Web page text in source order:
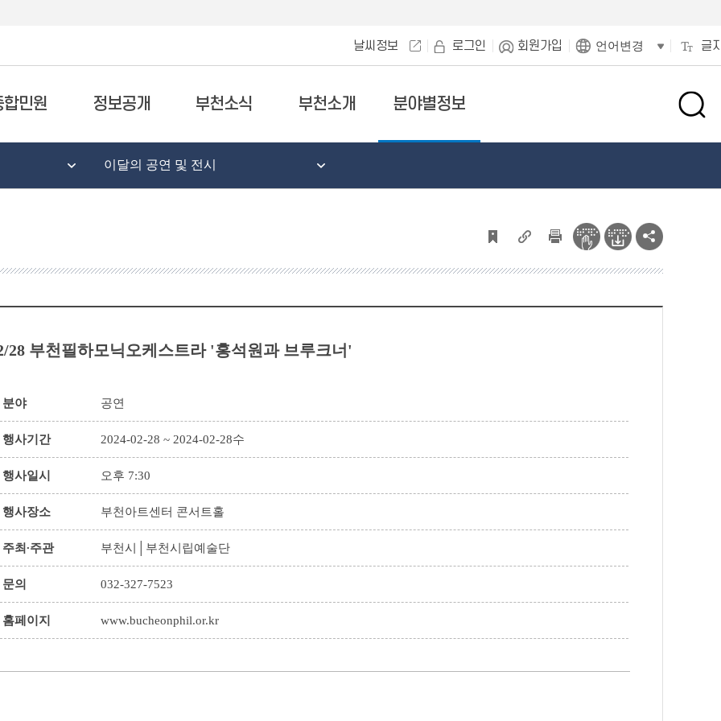
날씨정보 로그인 회원가입 언어변경 글
합민원 정보공개 부천소식 부천소개 분야별정보
검
창
이달의 공연 및 전시
28 부천필하모닉오케스트라 '홍석원과 브루크너'
분야 공연
행사기간 2024-02-28 ~ 2024-02-28수
행사일시 오후 7:30
행사장소 부천아트센터 콘서트홀
주최∙주관 부천시│부천시립예술단
문의 032-327-7523
홈페이지 www.bucheonphil.or.kr